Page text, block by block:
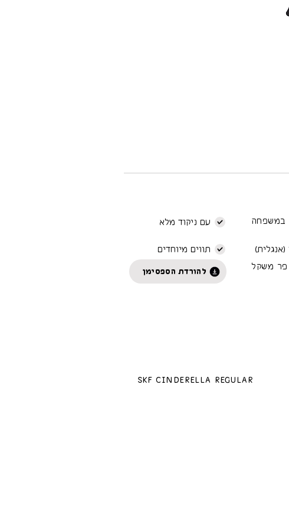
עם ניקוד מלא במשפחה
תווים מיוחדים
להורדת הספסימן
(אנגלית)
פר משקל
SKF Cinderella Regular